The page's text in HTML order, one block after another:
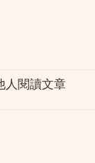
人閱讀文章